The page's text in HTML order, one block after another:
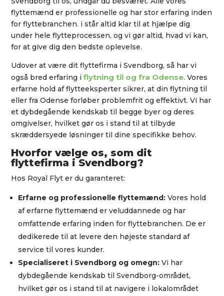
flyttemænd er professionelle og har stor erfaring inden
for flyttebranchen. i står altid klar til at hjælpe dig
under hele flytteprocessen, og vi gør altid, hvad vi kan,
for at give dig den bedste oplevelse.
Udover at være dit flyttefirma i Svendborg, så har vi
også bred erfaring iflytning til og fra Odense. Vores
erfarne hold af flytteeksperter sikrer, at din flytning til
eller fra Odense forløber problemfrit og effektivt. Vi har
et dybdegående kendskab til begge byer og deres
omgivelser, hvilket gør os i stand til at tilbyde
skræddersyede løsninger til dine specifikke behov.
Hvorfor vælge os, som dit
flyttefirma i Svendborg?
Hos Royal Flyt er du garanteret:
Erfarne og professionelle flyttemænd: Vores hold
af erfarne flyttemænd er veluddannede og har
omfattende erfaring inden for flyttebranchen. De er
dedikerede til at levere den højeste standard af
service til vores kunder.
Specialiseret i Svendborg og omegn: Vi har
dybdegående kendskab til Svendborg-området,
hvilket gør os i stand til at navigere i lokalområdet